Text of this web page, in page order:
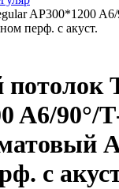
AP300*1200
перф. с акуст.
A6/90°/
с